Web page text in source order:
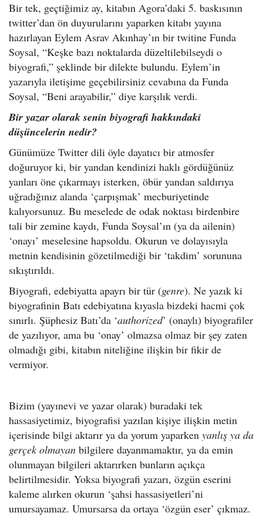
Bir tek, geçtiğimiz ay, kitabın Agora’daki 5. baskısının
twitter’dan ön duyurularını yaparken kitabı yayına
hazırlayan Eylem Asrav Akınhay’ın bir twitine Funda
Soysal, “Keşke bazı noktalarda düzeltilebilseydi o
biyografi,” şeklinde bir dilekte bulundu. Eylem’in
yazarıyla iletişime geçebilirsiniz cevabına da Funda
Soysal, “Beni arayabilir,” diye karşılık verdi.
Bir yazar olarak senin biyografi hakkındaki
düşüncelerin nedir?
Günümüze Twitter dili öyle dayatıcı bir atmosfer
doğuruyor ki, bir yandan kendinizi haklı gördüğünüz
yanları öne çıkarmayı isterken, öbür yandan saldırıya
uğradığınız alanda ‘çarpışmak’ mecburiyetinde
kalıyorsunuz. Bu meselede de odak noktası birdenbire
tali bir zemine kaydı, Funda Soysal’ın (ya da ailenin)
‘onayı’ meselesine hapsoldu. Okurun ve dolayısıyla
metnin kendisinin gözetilmediği bir ‘takdim’ sorununa
sıkıştırıldı.
Biyografi, edebiyatta apayrı bir tür (genre). Ne yazık ki
biyografinin Batı edebiyatına kıyasla bizdeki hacmi çok
sınırlı. Şüphesiz Batı’da ‘authorized’ (onaylı) biyografiler
de yazılıyor, ama bu ‘onay’ olmazsa olmaz bir şey zaten
olmadığı gibi, kitabın niteliğine ilişkin bir fikir de
vermiyor.
Bizim (yayınevi ve yazar olarak) buradaki tek
hassasiyetimiz, biyografisi yazılan kişiye ilişkin metin
içerisinde bilgi aktarır ya da yorum yaparken yanlış ya da
gerçek olmayan bilgilere dayanmamaktır, ya da emin
olunmayan bilgileri aktarırken bunların açıkça
belirtilmesidir. Yoksa biyografi yazarı, özgün eserini
kaleme alırken okurun ‘şahsi hassasiyetleri’ni
umursayamaz. Umursarsa da ortaya ‘özgün eser’ çıkmaz.